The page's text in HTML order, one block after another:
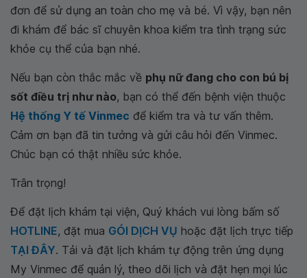
đơn để sử dụng an toàn cho mẹ và bé. Vì vậy, bạn nên
đi khám để bác sĩ chuyên khoa kiểm tra tình trạng sức
khỏe cụ thể của bạn nhé.
Nếu bạn còn thắc mắc về phụ nữ đang cho con bú bị
sốt điều trị như nào, bạn có thể đến bệnh viện thuộc
Hệ thống Y tế Vinmec để kiểm tra và tư vấn thêm.
Cảm ơn bạn đã tin tưởng và gửi câu hỏi đến Vinmec.
Chúc bạn có thật nhiều sức khỏe.
Trân trọng!
Để đặt lịch khám tại viện, Quý khách vui lòng bấm số
HOTLINE, đặt mua GÓI DỊCH VỤ hoặc đặt lịch trực tiếp
TẠI ĐÂY. Tải và đặt lịch khám tự động trên ứng dụng
My Vinmec để quản lý, theo dõi lịch và đặt hẹn mọi lúc